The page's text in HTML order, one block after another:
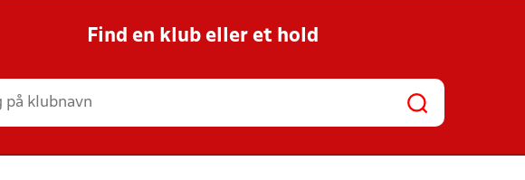
Find en klub eller et hold